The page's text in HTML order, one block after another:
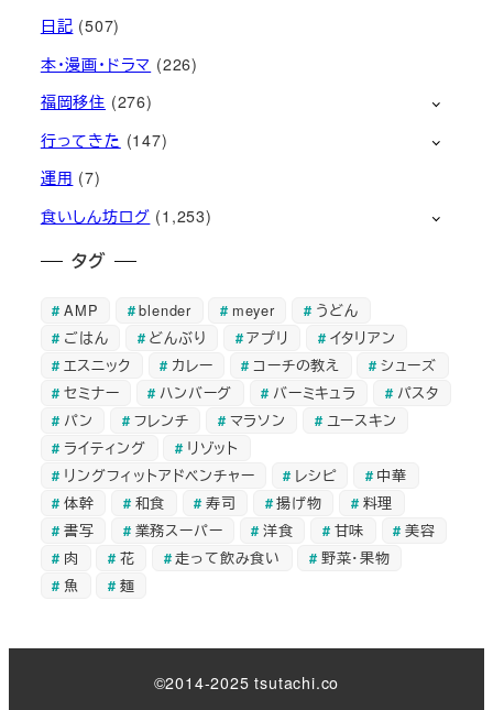
日記 (507)
本・漫画・ドラマ (226)
福岡移住 (276)
行ってきた (147)
運用 (7)
食いしん坊ログ (1,253)
タグ
AMP blender meyer
うどん
ごはん
どんぶり アプリ
イタリアン
エスニック
カレー コーチの教え
シューズ
セミナー
ハンバーグ バーミキュラ
パスタ
パン
フレンチ マラソン
ユースキン
ライティング
リゾット
リングフィットアドベンチャー
レシピ
中華
体幹
和食 寿司 揚げ物
料理
書写
業務スーパー 洋食 甘味
美容
肉
花 走って飲み食い
野菜・果物
魚
麺
©2014-2025 tsutachi.co